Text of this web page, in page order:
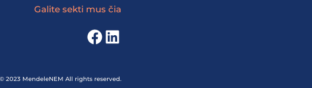
Galite sekti mus čia
Facebook LinkedIn
© 2023 MendeleNEM All rights reserved.